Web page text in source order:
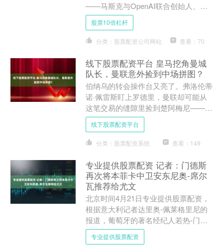
——马斯克与OpenAI联合创始人、现
任CEO萨姆·奥尔特曼——之间的庭审
已于周一开庭。....
股票10倍杠杆
分类：股票配资公司网站 查看：70
线下股票配资平台 皇马挖角曼城
队长，曼联意外捡到中场拼图？
伯纳乌的转会操作台又亮了。弗洛伦蒂
诺·佩雷斯盯上罗德里，曼联却可能从
这笔交易的缝隙里捡到楚阿梅尼——这
个剧本连最资深的球探都写不出来。
《每日电讯报》的消息显示....
线下股票配资平台
分类：股票配资系统 查看：149
专业提供股票配资 记者：门德斯
再次将本菲卡中卫安东尼奥-席尔
瓦推荐给尤文
北京时间4月21日专业提供股票配资，
根据意大利记者达里奥-佩莱格里尼的
报道，葡萄牙的著名经纪人若热-门德
斯再次将本菲卡的中后卫安东尼奥-席
尔瓦推荐给了尤文图斯。....
专业提供股票配资